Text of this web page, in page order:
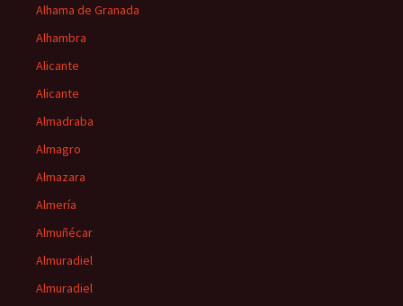
Alhama de Granada
Alhambra
Alicante
Alicante
Almadraba
Almagro
Almazara
Almería
Almuñécar
Almuradiel
Almuradiel